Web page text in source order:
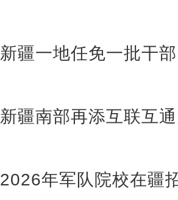
新疆一地任免一批干部
新疆南部再添互联互
2026年军队院校在疆